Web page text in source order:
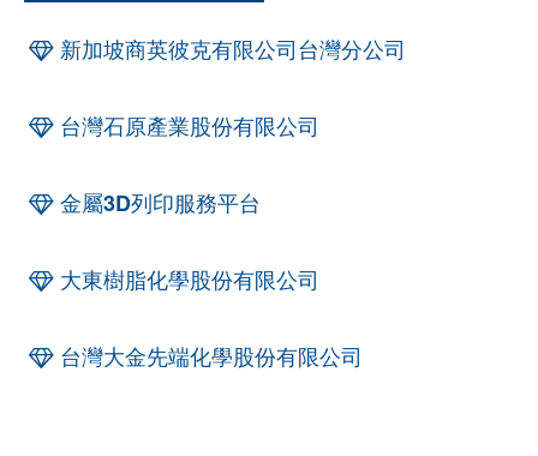
新加坡商英彼克有限公司台灣分公司
台灣石原產業股份有限公司
金屬3D列印服務平台
大東樹脂化學股份有限公司
台灣大金先端化學股份有限公司